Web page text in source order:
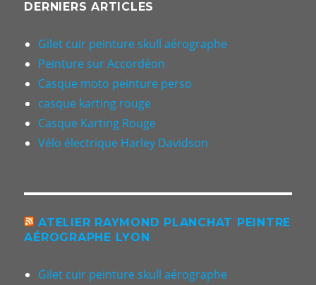
DERNIERS ARTICLES
Gilet cuir peinture skull aérographe
Peinture sur Accordéon
Casque moto peinture perso
casque karting rouge
Casque Karting Rouge
Vélo électrique Harley Davidson
ATELIER RAYMOND PLANCHAT PEINTRE
AÉROGRAPHE LYON
Gilet cuir peinture skull aérographe